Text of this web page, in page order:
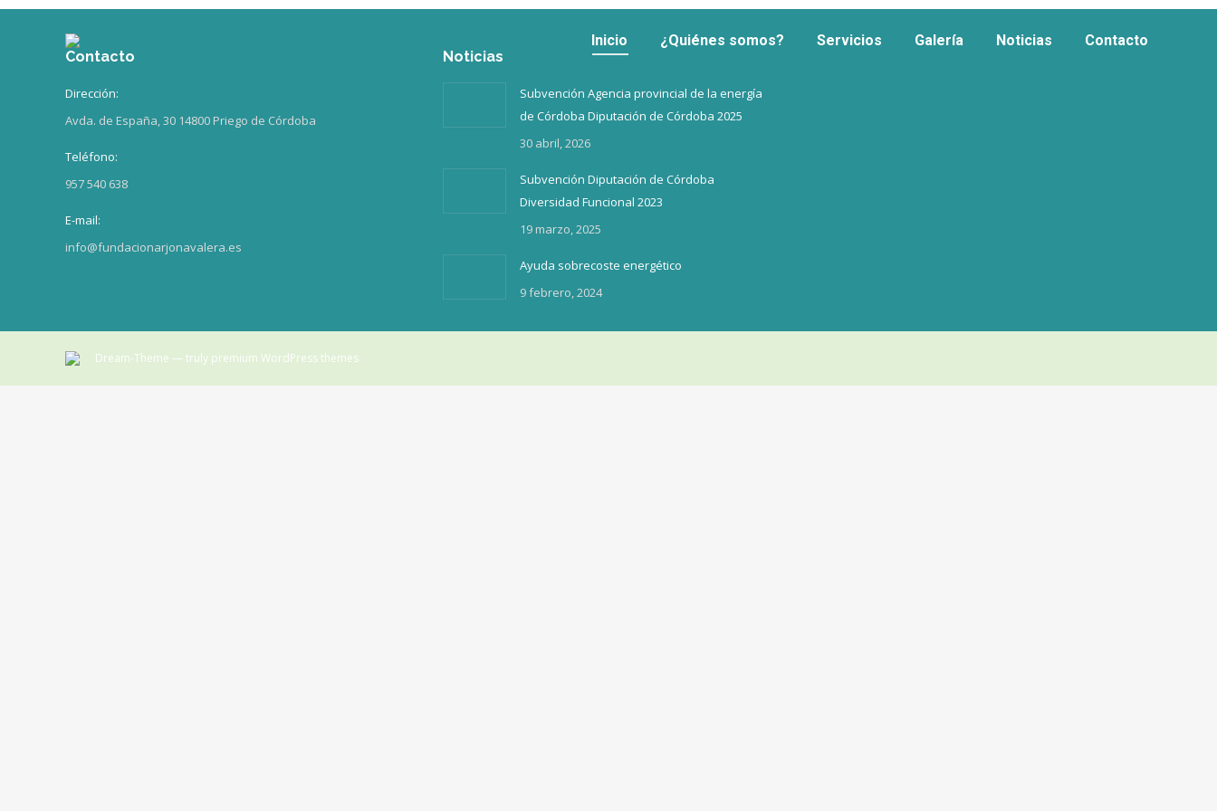
Inicio ¿Quiénes somos? Servicios Galería Noticias
Contacto
Contacto
Dirección:
Avda. de España, 30 14800 Priego de Córdoba
Teléfono:
957 540 638
E-mail:
info@fundacionarjonavalera.es
Noticias
Subvención Agencia provincial de la energía
de Córdoba Diputación de Córdoba 2025
30 abril, 2026
Subvención Diputación de Córdoba
Diversidad Funcional 2023
19 marzo, 2025
Ayuda sobrecoste energético
9 febrero, 2024
Dream-Theme — truly premium WordPress themes